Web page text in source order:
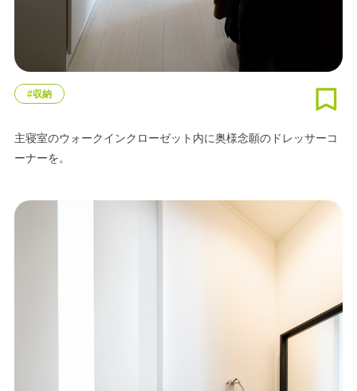
#収納
主寝室のウォークインクローゼット内に奥様念願のドレッサーコ
ーナーを。